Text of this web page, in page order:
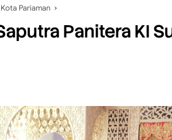
Kota Pariaman
Panitera KI